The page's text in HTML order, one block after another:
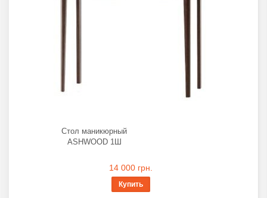
Стол маникюрный
ASHWOOD 1Ш
14 000 грн.
Купить